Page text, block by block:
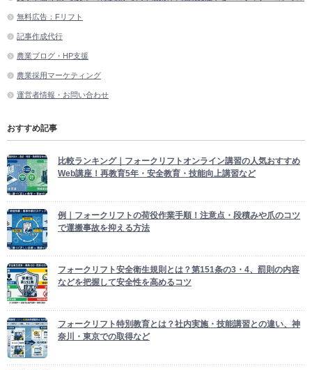
無料広告：Fリフト
記事作成代行
農業ブログ・HP支援
農業採用マーケティング
運営者情報・お問い合わせ
おすすめ記事
比較ランキング｜フォークリフトオンライン講習の人気おすすめ
Web講座！再教育5年・安全教育・技能向上講習など
例｜フォークリフトの荷役作業手順！注意点・段積みや爪のコツ
で運搬事故を抑える方法
フォークリフト安全衛生規則とは？第151条の3・4、罰則の内容
などを把握して安全性を高めるコツ
フォークリフト特別教育とは？社内実施・技能講習との違い、神
奈川・東京での取得など